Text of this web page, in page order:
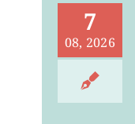
7
08, 2026